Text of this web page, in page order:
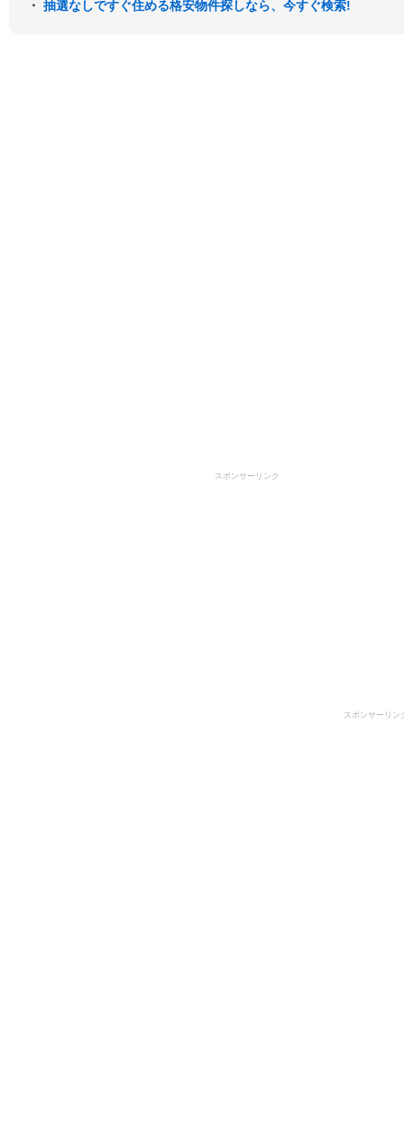
・ 抽選なしですぐ住める格安物件探しなら、今すぐ検索!
スポンサーリンク
スポンサーリン